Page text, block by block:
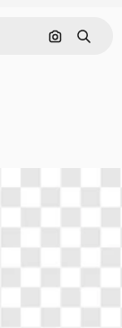
画像で検索
検索